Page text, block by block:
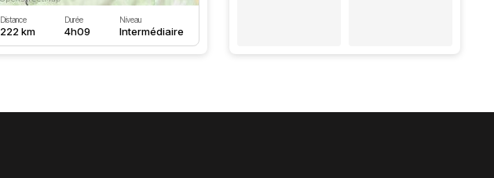
Distance
222 km
Durée
4h09
Niveau
Intermédiaire